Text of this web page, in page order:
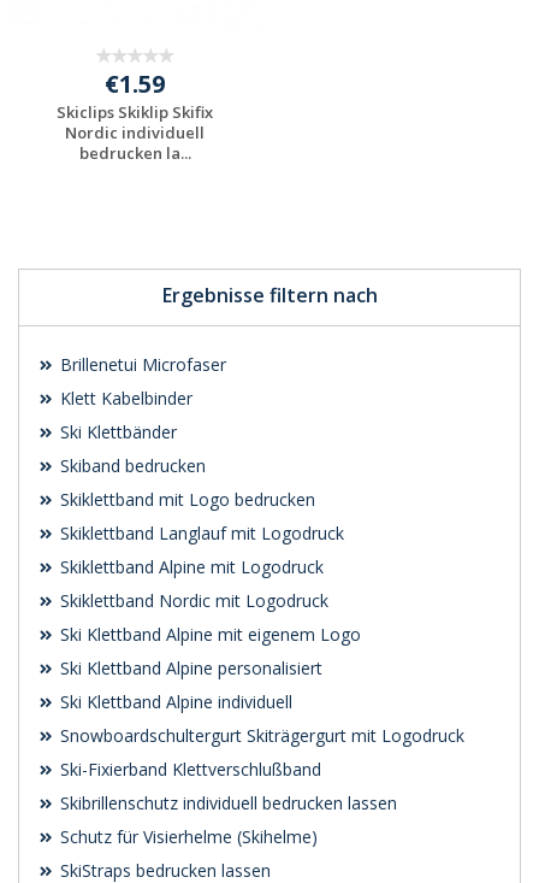
Ergebnisse filtern nach
Brillenetui Microfaser
Klett Kabelbinder
Ski Klettbänder
Skiband bedrucken
Skiklettband mit Logo bedrucken
Skiklettband Langlauf mit Logodruck
Skiklettband Alpine mit Logodruck
Skiklettband Nordic mit Logodruck
Ski Klettband Alpine mit eigenem Logo
Ski Klettband Alpine personalisiert
Ski Klettband Alpine individuell
Snowboardschultergurt Skiträgergurt mit Logodruck
Ski-Fixierband Klettverschlußband
Skibrillenschutz individuell bedrucken lassen
Schutz für Visierhelme (Skihelme)
SkiStraps bedrucken lassen
€1.59
Skiclips Skiklip Skifix
Nordic individuell
bedrucken la...